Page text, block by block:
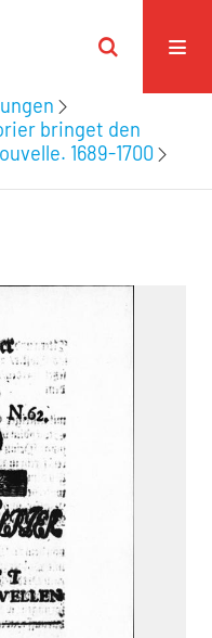
bringet den
1689-1700